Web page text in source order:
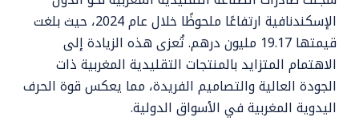
الإسكندنافية ارتفاعًا ملحوظًا خلال عام 2024، حيث بلغت
قيمتها 19.17 مليون درهم. تُعزى هذه الزيادة إلى
الاهتمام المتزايد بالمنتجات التقليدية المغربية ذات
الجودة العالية والتصاميم الفريدة، مما يعكس قوة الحرف
اليدوية المغربية في الأسواق الدولية.